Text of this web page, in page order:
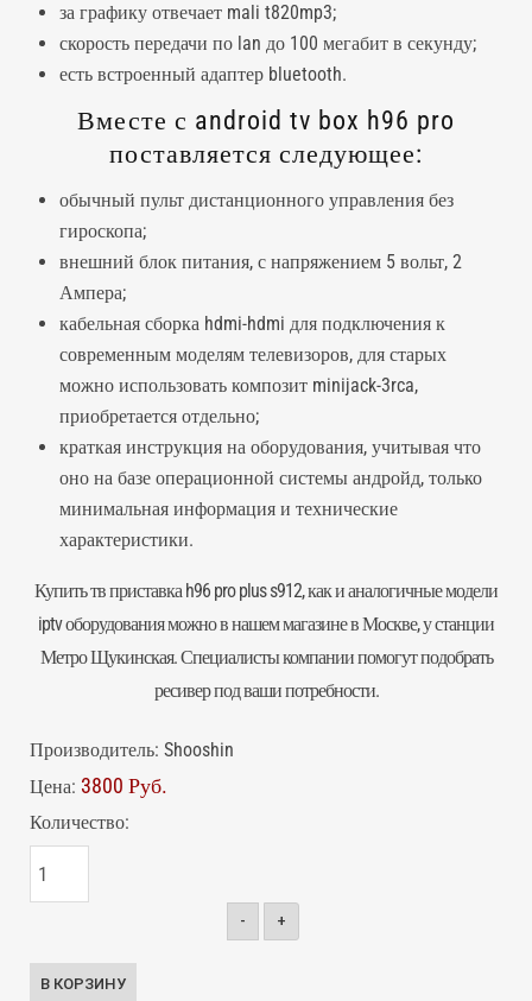
за графику отвечает mali t820mp3;
скорость передачи по lan до 100 мегабит в секунду;
есть встроенный адаптер bluetooth.
Вместе с android tv box h96 pro
поставляется следующее:
обычный пульт дистанционного управления без
гироскопа;
внешний блок питания, с напряжением 5 вольт, 2
Ампера;
кабельная сборка hdmi-hdmi для подключения к
современным моделям телевизоров, для старых
можно использовать композит minijack-3rca,
приобретается отдельно;
краткая инструкция на оборудования, учитывая что
оно на базе операционной системы андройд, только
минимальная информация и технические
характеристики.
Купить тв приставка h96 pro plus s912, как и аналогичные модели
iptv оборудования можно в нашем магазине в Москве, у станции
Метро Щукинская. Специалисты компании помогут подобрать
ресивер под ваши потребности.
Производитель: Shooshin
Цена: 3800 Руб.
Количество:
- +